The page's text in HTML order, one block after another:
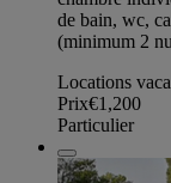
de bain, wc,
(minimum 2
Locations
Prix€1,200
Particulier